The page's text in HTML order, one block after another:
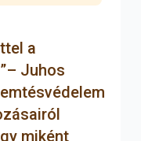
ünnepén egész
– reggel
– mutattak
előtt
hasonlóan
a
Juhos
miként